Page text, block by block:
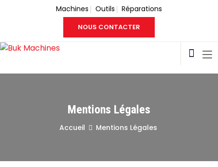
Machines Outils Réparations
NOUS CONTACTER
Mentions Légales
Accueil Mentions Légales